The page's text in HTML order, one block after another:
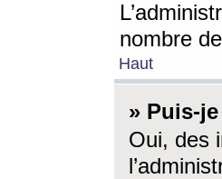
nombre
Haut
» Puis-
Oui, des